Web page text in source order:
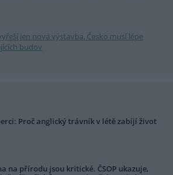
jen nová výstavba. Česko musí lépe
budov
Proč anglický trávník v létě zabíjí život
na přírodu jsou kritické. ČSOP ukazuje,